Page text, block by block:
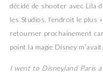
décidé de shooter avec Lila
les Studios, l’endroit le plus
retourner prochainement
point la magie Disney
I went to Disneyland Paris